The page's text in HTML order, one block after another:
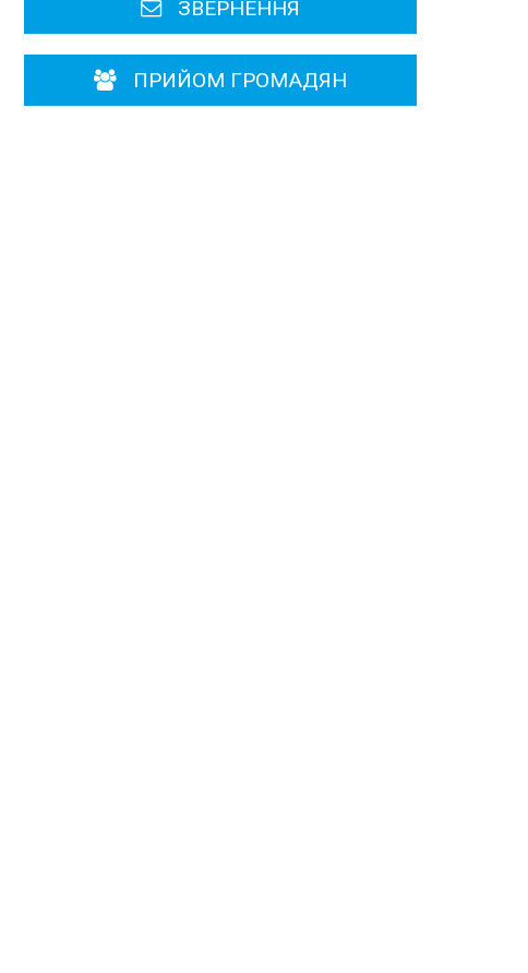
ЗВЕРНЕННЯ
ПРИЙОМ ГРОМАДЯН